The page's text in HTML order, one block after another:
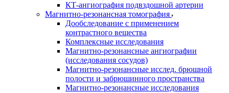
КТ-ангиография подвздошной артерии
Магнитно-резонансная томография
Дообследование с применением
контрастного вещества
Комплексные исследования
Магнитно-резонансные ангиографии
(исследования сосудов)
Магнитно-резонансные исслед. брюшной
полости и забрюшинного пространства
Магнитно-резонансные исследования